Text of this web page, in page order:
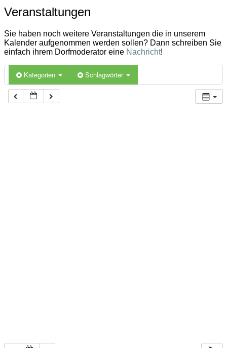
Veranstaltungen
Sie haben noch weitere Veranstaltungen die in unserem
Kalender aufgenommen werden sollen? Dann schreiben Sie
einfach ihrem Dorfmoderator eine Nachricht!
Kategorien Schlagwörter